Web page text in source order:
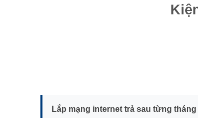
Lắp mạng internet trả sau từng